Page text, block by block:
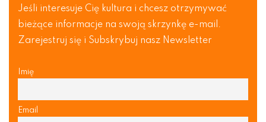
Jeśli interesuje Cię kultura i chcesz otrzymywać
bieżące informacje na swoją skrzynkę e-mail.
Zarejestruj się i Subskrybuj nasz Newsletter
Imię
Email